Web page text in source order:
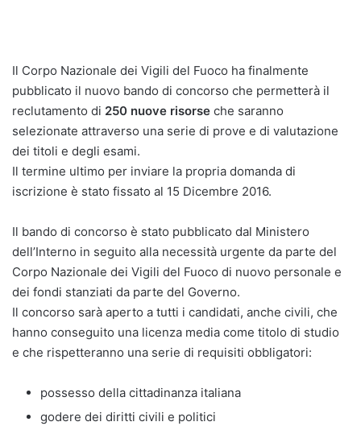
Il Corpo Nazionale dei Vigili del Fuoco ha finalmente
pubblicato il nuovo bando di concorso che permetterà il
reclutamento di 250 nuove risorse che saranno
selezionate attraverso una serie di prove e di valutazione
dei titoli e degli esami.
Il termine ultimo per inviare la propria domanda di
iscrizione è stato fissato al 15 Dicembre 2016.
Il bando di concorso è stato pubblicato dal Ministero
dell’Interno in seguito alla necessità urgente da parte del
Corpo Nazionale dei Vigili del Fuoco di nuovo personale e
dei fondi stanziati da parte del Governo.
Il concorso sarà aperto a tutti i candidati, anche civili, che
hanno conseguito una licenza media come titolo di studio
e che rispetteranno una serie di requisiti obbligatori:
possesso della cittadinanza italiana
godere dei diritti civili e politici